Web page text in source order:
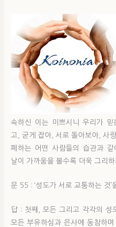
속하신 이는 미쁘시니 우리가
고, 굳게 잡아, 서로 돌아보아, 사
폐하는 어떤 사람들의 습관과
날이 가까움을 볼수록 더욱 그리
문 55 : ‘성도가 서로 교통하는 것
답 : 첫째, 모든 그리고 각각의 성
모든 부유하심과 은사에 동참하